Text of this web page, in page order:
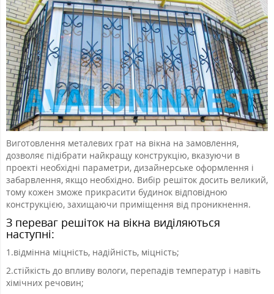
Виготовлення металевих грат на вікна на замовлення,
дозволяє підібрати найкращу конструкцію, вказуючи в
проекті необхідні параметри, дизайнерське оформлення і
забарвлення, якщо необхідно. Вибір решіток досить великий,
тому кожен зможе прикрасити будинок відповідною
конструкцією, захищаючи приміщення від проникнення.
З переваг решіток на вікна виділяються
наступні:
1.відмінна міцність, надійність, міцність;
2.стійкість до впливу вологи, перепадів температур і навіть
хімічних речовин;